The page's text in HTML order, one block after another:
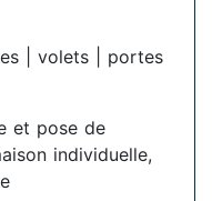
| volets | portes
et pose de
individuelle,